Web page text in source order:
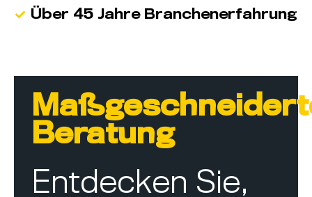
Über 45 Jahre Branchenerfahrung
Beratung
Entdecken Sie,